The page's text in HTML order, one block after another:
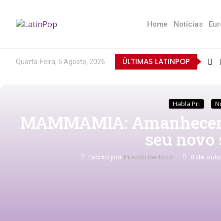
Home Notícias
Quarta-Feira, 5 Agosto, 2026 ÚLTIMAS LATINPOP
Habla Pri
MAMMAMIA:
seu
Escrito por Priscila Bertozzi 8 de